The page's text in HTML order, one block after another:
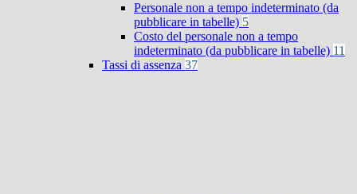
Personale non a tempo indeterminato (da
pubblicare in tabelle) 5
Costo del personale non a tempo
indeterminato (da pubblicare in tabelle) 11
Tassi di assenza 37